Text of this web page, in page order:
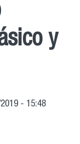
y
- 15:48